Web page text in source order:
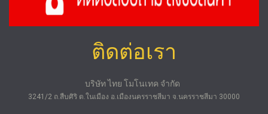
ติดต่อเรา
บริษัท ไทย โมโนเทค จำกัด
3241/2 ถ.สืบศิริ ต.ในเมือง อ.เมืองนครราชสีมา จ.นครราชสีมา 30000